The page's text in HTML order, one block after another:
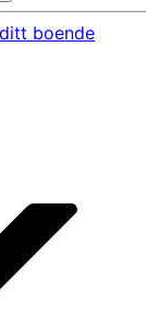
boende